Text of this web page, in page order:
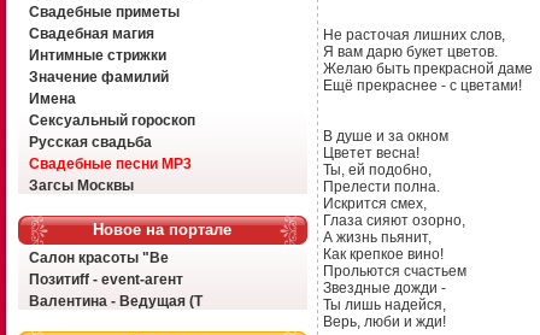
Свадебные приметы
Свадебная магия
Интимные стрижки
Значение фамилий
Имена
Сексуальный гороскоп
Русская свадьба
Свадебные песни MP3
Загсы Москвы
Новое на портале
Салон красоты "Ве
Позитиff - event-агент
Валентина - Ведущая (Т
Не расточая лишних слов,
Я вам дарю букет цветов.
Желаю быть прекрасной даме
Ещё прекраснее - с цветами!
В душе и за окном
Цветет весна!
Ты, ей подобно,
Прелести полна.
Искрится смех,
Глаза сияют озорно,
А жизнь пьянит,
Как крепкое вино!
Прольются счастьем
Звездные дожди -
Ты лишь надейся,
Верь, люби и жди!